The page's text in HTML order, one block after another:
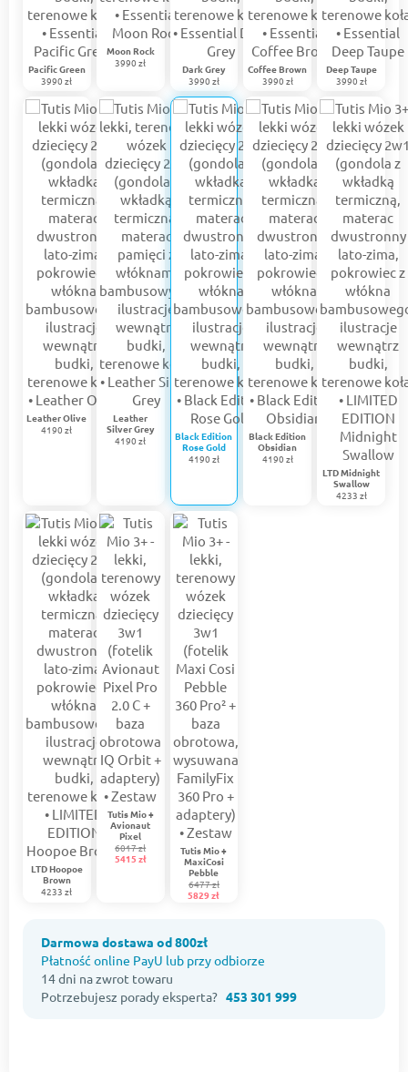
Pacific Green
3990 zł
Moon Rock
3990 zł
Dark Grey
3990 zł
Coffee Brown
3990 zł
Deep Taupe
3990 zł
Leather Olive
4190 zł
Leather
Silver Grey
4190 zł
Black Edition
Rose Gold
4190 zł
Black Edition
Obsidian
4190 zł
LTD Midnight
Swallow
4233 zł
LTD Hoopoe
Brown
4233 zł
Tutis Mio +
Avionaut
Pixel
6017 zł
5415 zł
Tutis Mio +
MaxiCosi
Pebble
6477 zł
5829 zł
Darmowa dostawa od 800zł
Płatność online PayU lub przy odbiorze
14 dni na zwrot towaru
Potrzebujesz porady eksperta? 453 301 999